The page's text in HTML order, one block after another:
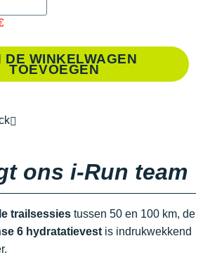
DE WINKELWAGEN
TOEVOEGEN
ons i-Run team
trailsessies tussen 50 en 100 km, de
6 hydratatievest is indrukwekkend